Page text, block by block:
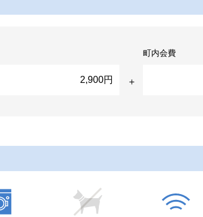
2,900円
町内会費